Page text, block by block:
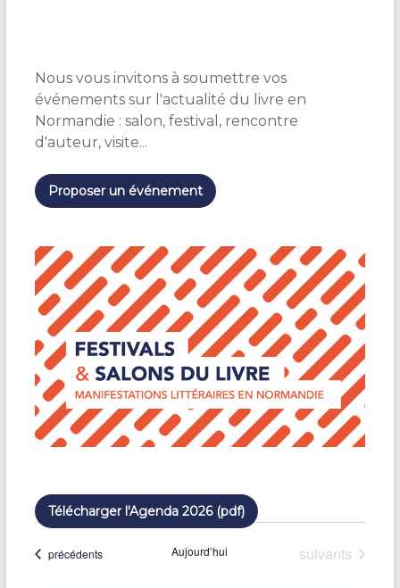
c
t
i
o
n
e
z
e
d
a
t
.
Nous vous invitons à soumettre vos
événements sur l'actualité du livre en
Normandie : salon, festival, rencontre
d'auteur, visite...
Proposer un événement
Télécharger l'Agenda 2026 (pdf)
Évènements
précédents Aujourd’hui Évènements
suivants